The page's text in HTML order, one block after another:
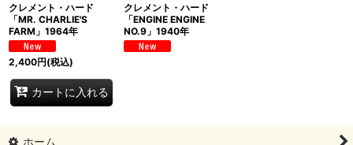
クレメント・ハード
「MR. CHARLIE'S
FARM」1964年
2,400円(税込)
カートに入れる
クレメント・ハード
「ENGINE ENGINE
NO.9」1940年
ホーム